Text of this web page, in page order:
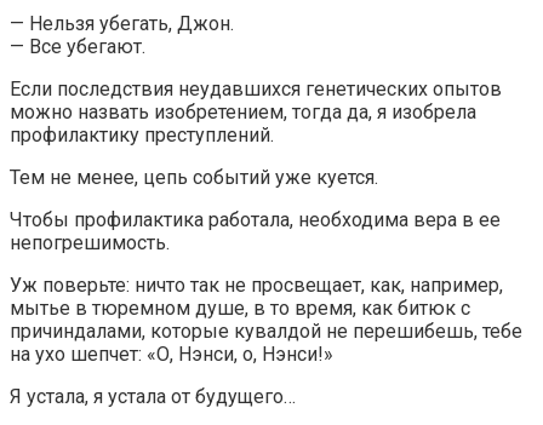
— Нельзя убегать, Джон.
— Все убегают.
Если последствия неудавшихся генетических опытов
можно назвать изобретением, тогда да, я изобрела
профилактику преступлений.
Тем не менее, цепь событий уже куется.
Чтобы профилактика работала, необходима вера в ее
непогрешимость.
Уж поверьте: ничто так не просвещает, как, например,
мытье в тюремном душе, в то время, как битюк с
причиндалами, которые кувалдой не перешибешь, тебе
на ухо шепчет: «О, Нэнси, о, Нэнси!»
Я устала, я устала от будущего…